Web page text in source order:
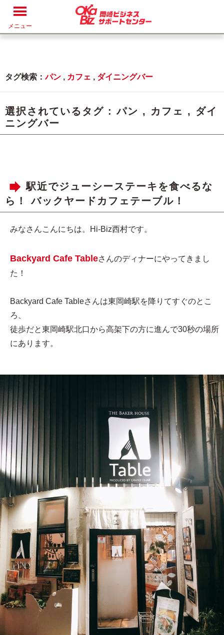
メニュー
タグ検索：パン , カフェ , ダイニングバー
選択されているタグ :パン , カフェ , ダイ
ニングバー
駅近でジューシーステーキを食べるな
ら！ バックヤードカフェテーブル！
みなさんこんにちは。Hi-Biz西村です。
Backyard Cafe Tableさんのディナーにやってきまし
た！
Backyard Cafe Tableさんは東岡崎駅を降りてすぐのとこ
ろ、
徒歩だと東岡崎駅北口から高架下の方に進んで30秒の場所
にあります。